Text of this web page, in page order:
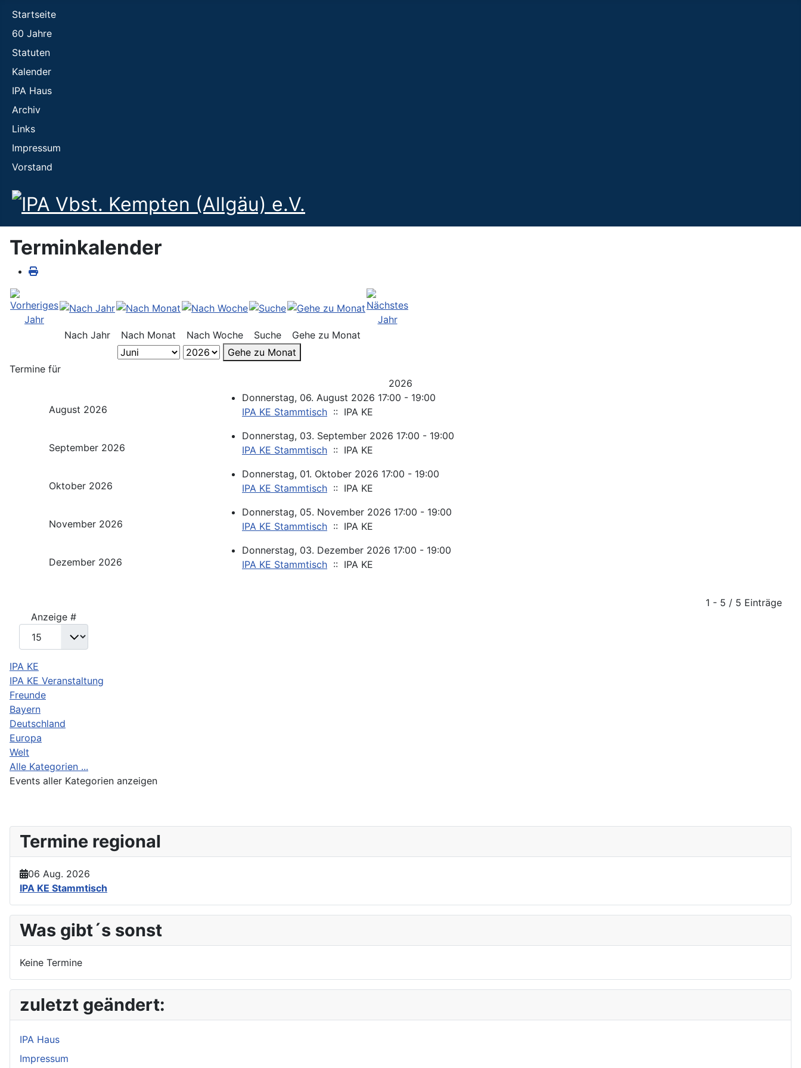
Startseite
60 Jahre
Statuten
Kalender
IPA Haus
Archiv
Links
Impressum
Vorstand
Terminkalender
Nach Jahr Nach Monat Nach Woche Suche
Gehe zu Monat
Gehe zu Monat
Termine für
2026
August 2026
Donnerstag, 06. August 2026 17:00 - 19:00
IPA KE Stammtisch :: IPA KE
September 2026
Donnerstag, 03. September 2026 17:00 - 19:00
IPA KE Stammtisch :: IPA KE
Oktober 2026
Donnerstag, 01. Oktober 2026 17:00 - 19:00
IPA KE Stammtisch :: IPA KE
November 2026
Donnerstag, 05. November 2026 17:00 - 19:00
IPA KE Stammtisch :: IPA KE
Dezember 2026
Donnerstag, 03. Dezember 2026 17:00 - 19:00
IPA KE Stammtisch :: IPA KE
1 - 5 / 5 Einträge
Anzeige #
IPA KE
IPA KE Veranstaltung
Freunde
Bayern
Deutschland
Europa
Welt
Alle Kategorien ...
Events aller Kategorien anzeigen
Termine regional
06 Aug. 2026
IPA KE Stammtisch
Was gibt´s sonst
Keine Termine
zuletzt geändert:
IPA Haus
Impressum